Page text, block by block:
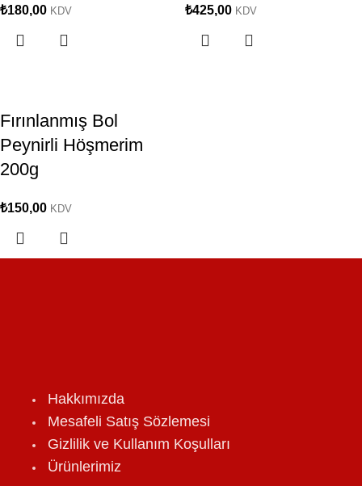
₺180,00 KDV ₺425,00 KDV
Fırınlanmış Bol
Peynirli Höşmerim
200g
₺150,00 KDV
Hakkımızda
Mesafeli Satış Sözlemesi
Gizlilik ve Kullanım Koşulları
Ürünlerimiz